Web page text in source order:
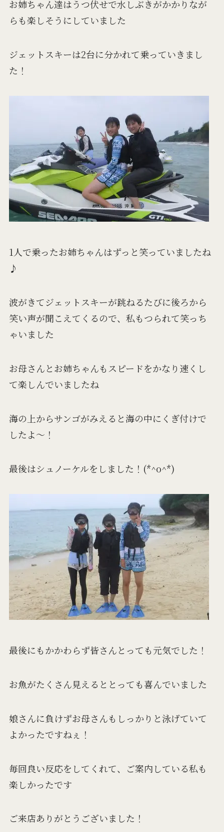
お姉ちゃん達はうつ伏せで水しぶきがかかりなが
らも楽しそうにしていました
ジェットスキーは2台に分かれて乗っていきまし
た！
1人で乗ったお姉ちゃんはずっと笑っていましたね
♪
波がきてジェットスキーが跳ねるたびに後ろから
笑い声が聞こえてくるので、私もつられて笑っち
ゃいました
お母さんとお姉ちゃんもスピードをかなり速くし
て楽しんでいましたね
海の上からサンゴがみえると海の中にくぎ付けで
したよ～！
最後はシュノーケルをしました！(*^o^*)
最後にもかかわらず皆さんとっても元気でした！
お魚がたくさん見えるととっても喜んでいました
娘さんに負けずお母さんもしっかりと泳げていて
よかったですねぇ！
毎回良い反応をしてくれて、ご案内している私も
楽しかったです
ご来店ありがとうございました！